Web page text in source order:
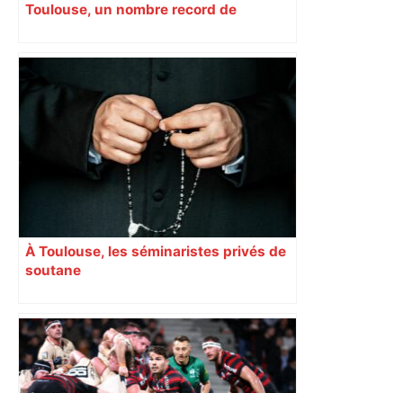
Toulouse, un nombre record de
confirmation, se sont rassemblées
dimanche 8 juin, au Parc des
expositions de Toulouse. Un
événement diocésain hors norme. 9
juin Reportage
À Toulouse, les séminaristes privés de
soutane